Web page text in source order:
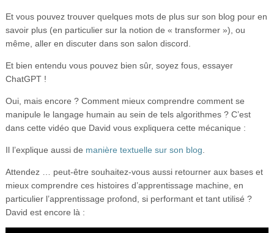
Et vous pouvez trouver quelques mots de plus sur son blog pour en
savoir plus (en particulier sur la notion de « transformer »), ou
même, aller en discuter dans son salon discord.
Et bien entendu vous pouvez bien sûr, soyez fous, essayer
ChatGPT !
Oui, mais encore ? Comment mieux comprendre comment se
manipule le langage humain au sein de tels algorithmes ? C’est
dans cette vidéo que David vous expliquera cette mécanique :
Il l’explique aussi de manière textuelle sur son blog
Attendez … peut-être souhaitez-vous aussi retourner aux bases et
mieux comprendre ces histoires d’apprentissage machine, en
particulier l’apprentissage profond, si performant et tant utilisé ?
David est encore là :